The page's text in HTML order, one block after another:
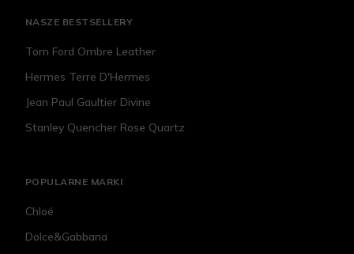
NASZE BESTSELLERY
Tom Ford Ombre Leather
Hermes Terre D'Hermes
Jean Paul Gaultier Divine
Stanley Quencher Rose Quartz
POPULARNE MARKI
Chloé
Dolce&Gabbana